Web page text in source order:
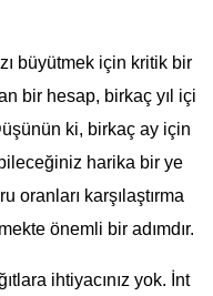
büyütmek için kritik bir
bir hesap, birkaç yıl içi
ki, birkaç ay için
harika bir ye
oranları karşılaştırma
önemli bir adımdır.
ihtiyacınız yok. İnt